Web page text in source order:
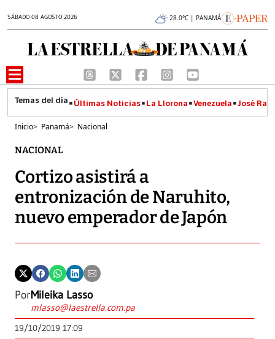
SÁBADO 08 AGOSTO 2026 28.0°C | PANAMÁ
Últimas Noticias La Llorona Venezuela José
Inicio> Panamá> Nacional
NACIONAL
Cortizo asistirá a
entronización de Naruhito,
nuevo emperador de Japón
PorMileika Lasso
mlasso@laestrella.com.pa
19/10/2019 17:09